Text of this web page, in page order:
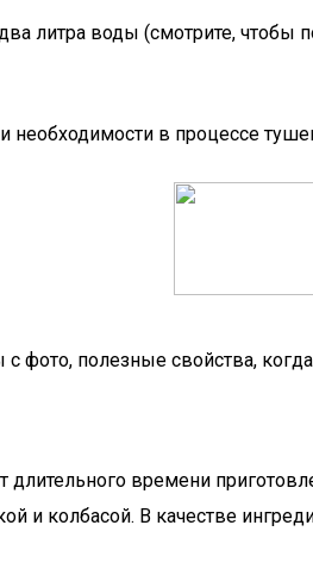
литра воды (смотрите, чтобы
в процессе
полезные свойства,
времени
и колбасой. В качестве